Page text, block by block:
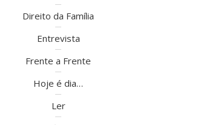
Direito da Família
Entrevista
Frente a Frente
Hoje é dia…
Ler